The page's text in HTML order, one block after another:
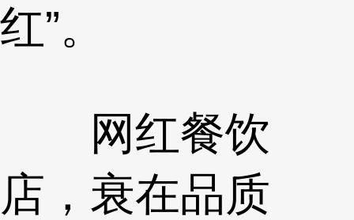
红”。
网红餐饮
店，衰在品质